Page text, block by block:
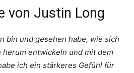
von Justin Long
bin und gesehen habe, wie sich
herum entwickeln und mit dem
ich ein stärkeres Gefühl für